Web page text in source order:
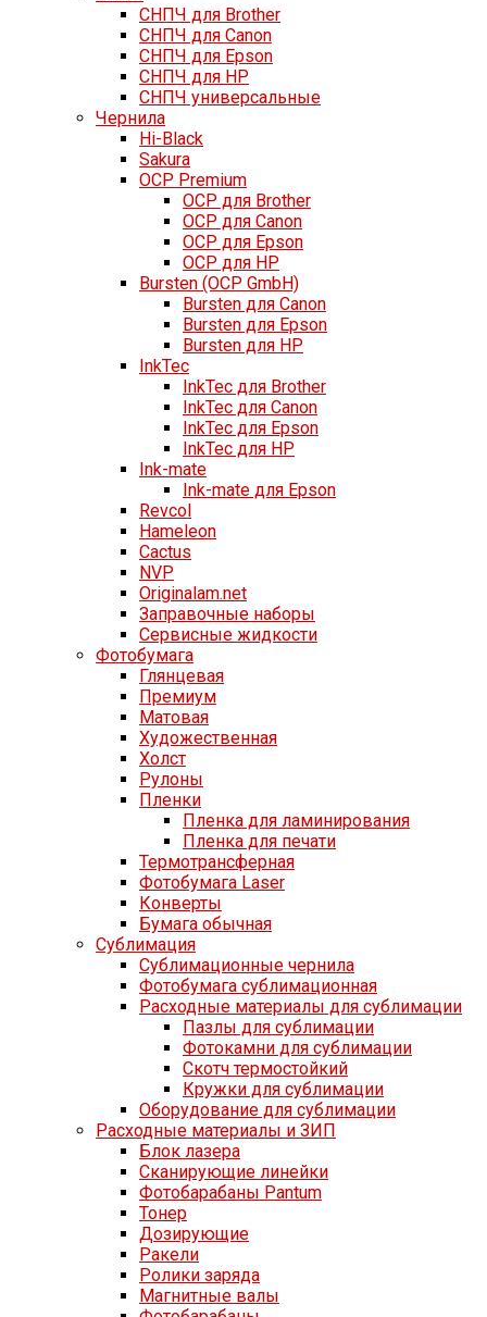
СНПЧ для Brother
СНПЧ для Canon
СНПЧ для Epson
СНПЧ для HP
СНПЧ универсальные
Чернила
Hi-Black
Sakura
OCP Premium
OCP для Brother
OCP для Canon
OCP для Epson
OCP для HP
Bursten (OCP GmbH)
Bursten для Canon
Bursten для Epson
Bursten для HP
InkTec
InkTec для Brother
InkTec для Canon
InkTec для Epson
InkTec для HP
Ink-mate
Ink-mate для Epson
Revcol
Hameleon
Cactus
NVP
Originalam.net
Заправочные наборы
Сервисные жидкости
Фотобумага
Глянцевая
Премиум
Матовая
Художественная
Холст
Рулоны
Пленки
Пленка для ламинирования
Пленка для печати
Термотрансферная
Фотобумага Laser
Конверты
Бумага обычная
Сублимация
Сублимационные чернила
Фотобумага сублимационная
Расходные материалы для сублимации
Пазлы для сублимации
Фотокамни для сублимации
Скотч термостойкий
Кружки для сублимации
Оборудование для сублимации
Расходные материалы и ЗИП
Блок лазера
Сканирующие линейки
Фотобарабаны Pantum
Тонер
Дозирующие
Ракели
Ролики заряда
Магнитные валы